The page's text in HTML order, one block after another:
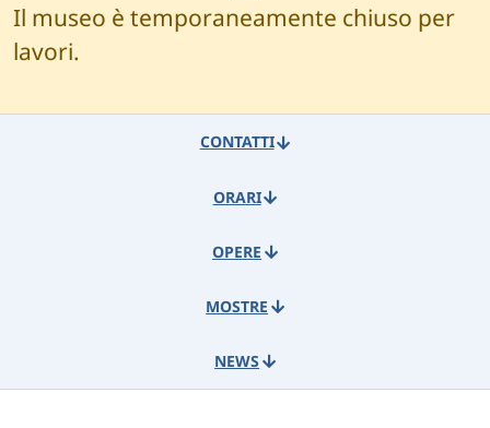
Il museo è temporaneamente chiuso per
lavori.
CONTATTI
ORARI
OPERE
MOSTRE
NEWS